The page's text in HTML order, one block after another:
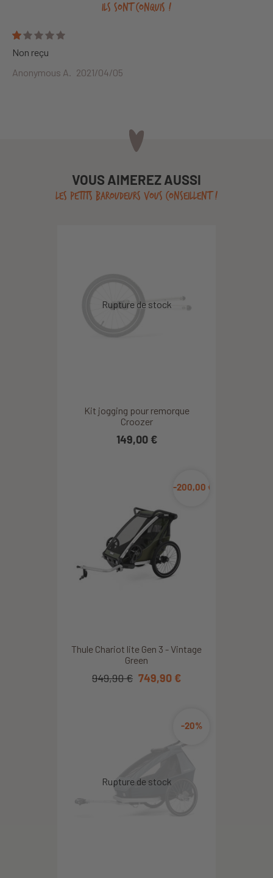
ILS SONT CONQUIS !
Non reçu
Anonymous A. 2021/04/05
VOUS AIMEREZ AUSSI
LES PETITS BAROUDEURS VOUS CONSEILLENT !
Kit jogging pour remorque
Croozer
149,00 €
Thule Chariot lite Gen 3 - Vintage
Green
-200,00 €
949,90 € 749,90 €
-20%